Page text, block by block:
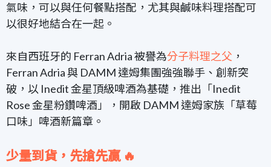
氣味，可以與任何餐點搭配，尤其與鹹味料理搭配可
以很好地結合在一起。
來自西班牙的 Ferran Adria 被譽為分子料理之父 ，
Ferran Adria 與 DAMM 達姆集團強強聯手、創新突
破，以 Inedit 金星頂級啤酒為基礎，推出「Inedit
Rose 金星粉鑽啤酒」，開啟 DAMM 達姆家族「草莓
口味」啤酒新篇章。
少量到貨，先搶先贏 🔥